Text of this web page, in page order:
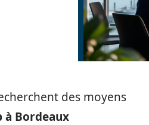
des moyens
à Bordeaux